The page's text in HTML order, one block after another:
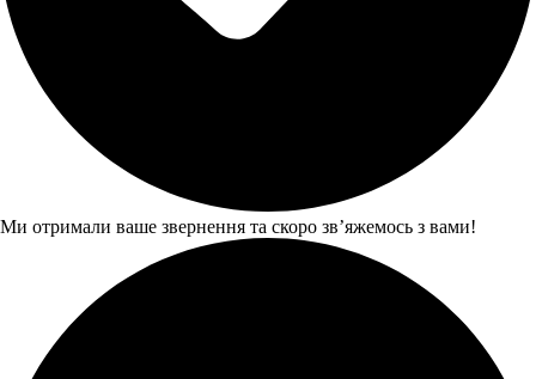
Ми отримали ваше звернення та скоро звʼяжемось з вами!